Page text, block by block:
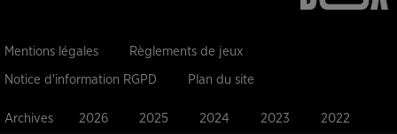
Mentions légales Règlements de jeux
Notice d'information RGPD Plan du site
Archives 2026 2025 2024 2023 2022